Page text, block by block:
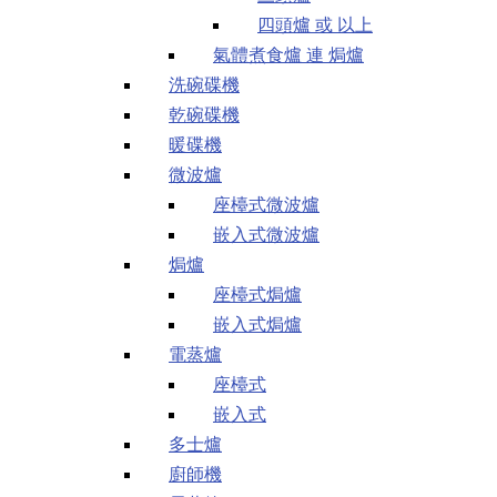
四頭爐 或 以上
氣體煮食爐 連 焗爐
洗碗碟機
乾碗碟機
暖碟機
微波爐
座檯式微波爐
嵌入式微波爐
焗爐
座檯式焗爐
嵌入式焗爐
電蒸爐
座檯式
嵌入式
多士爐
廚師機